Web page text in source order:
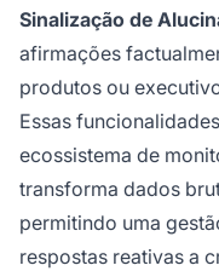
Sinalização de
afirmações
produtos ou
Essas
ecossistema de
transforma dados
permitindo uma
respostas reativas a